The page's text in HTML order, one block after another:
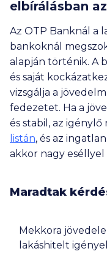
elbírálásban
Az OTP Banknál a
bankoknál
alapján történik. A
és saját
vizsgálja a
fedezetet. Ha a
és stabil, az
listán, és az
akkor nagy
Maradtak
Mekkora
lakáshitelt